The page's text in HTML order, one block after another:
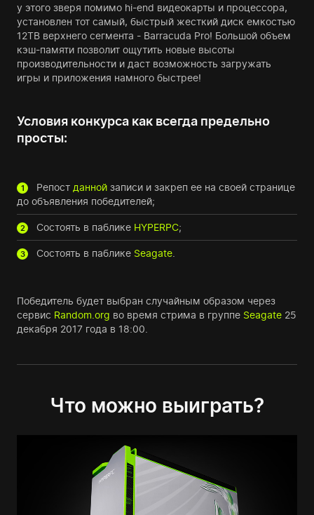
у этого зверя помимо hi-end видеокарты и процессора,
установлен тот самый, быстрый жесткий диск емкостью
12TB верхнего сегмента - Barraсuda Pro! Большой объем
кэш-памяти позволит ощутить новые высоты
производительности и даст возможность загружать
игры и приложения намного быстрее!
Условия конкурса как всегда предельно
просты:
1 Репост данной записи и закреп ее на своей странице
до объявления победителей;
2 Состоять в паблике HYPERPC;
3 Состоять в паблике Seagate
Победитель будет выбран случайным образом через
сервис Random.org во время стрима в группе Seagate 25
декабря 2017 года в 18:00.
Что можно выиграть?